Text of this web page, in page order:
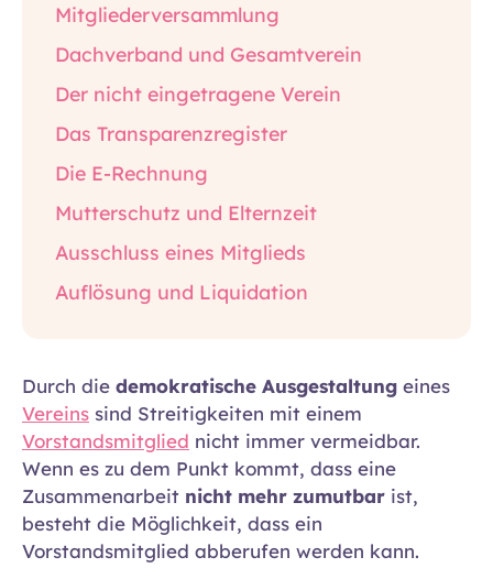
Mitgliederversammlung
Dachverband und Gesamtverein
Der nicht eingetragene Verein
Das Transparenzregister
Die E-Rechnung
Mutterschutz und Elternzeit
Ausschluss eines Mitglieds
Auflösung und Liquidation
Durch die demokratische Ausgestaltung eines
Vereins sind Streitigkeiten mit einem
Vorstandsmitglied nicht immer vermeidbar.
Wenn es zu dem Punkt kommt, dass eine
Zusammenarbeit nicht mehr zumutbar ist,
besteht die Möglichkeit, dass ein
Vorstandsmitglied abberufen werden kann.